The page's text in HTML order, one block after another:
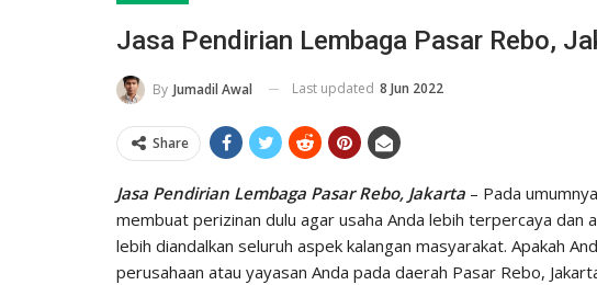
Jasa Pendirian Lembaga Pasar Rebo,
By Jumadil Awal Last updated 8 Jun 2022
Share
Jasa Pendirian Lembaga Pasar Rebo, Jakarta – Pada
membuat perizinan dulu agar usaha Anda lebih terpercaya dan
lebih diandalkan seluruh aspek kalangan masyarakat. Apakah
perusahaan atau yayasan Anda pada daerah Pasar Rebo,